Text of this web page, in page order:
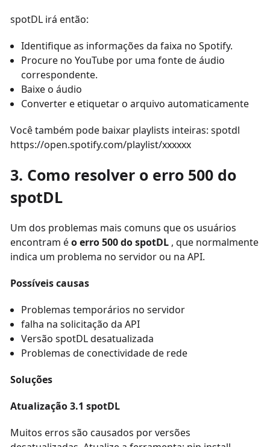
spotDL irá então:
Identifique as informações da faixa no Spotify.
Procure no YouTube por uma fonte de áudio
correspondente.
Baixe o áudio
Converter e etiquetar o arquivo automaticamente
Você também pode baixar playlists inteiras: spotdl
https://open.spotify.com/playlist/xxxxxx
3. Como resolver o erro 500 do
spotDL
Um dos problemas mais comuns que os usuários
encontram éo erro 500 do spotDL , que normalmente
indica um problema no servidor ou na API.
Possíveis causas
Problemas temporários no servidor
falha na solicitação da API
Versão spotDL desatualizada
Problemas de conectividade de rede
Soluções
Atualização 3.1 spotDL
Muitos erros são causados ​​por versões